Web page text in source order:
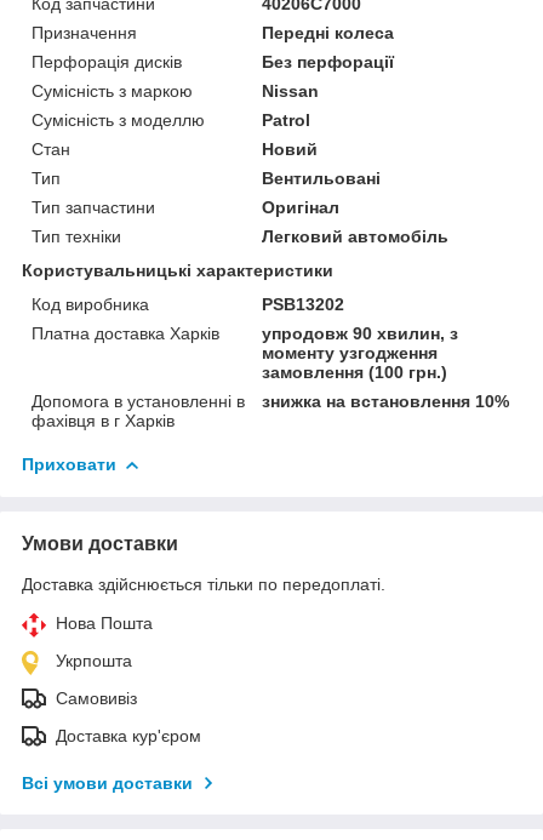
Призначення
Передні колеса
Перфорація дисків
Без перфорації
Сумісність з маркою
Nissan
Сумісність з моделлю
Patrol
Стан
Новий
Тип
Вентильовані
Тип запчастини
Оригінал
Тип техніки
Легковий автомобіль
Користувальницькі характеристики
Код виробника
PSB13202
Платна доставка Харків
упродовж 90 хвилин, з
моменту узгодження
замовлення (100 грн.)
Допомога в установленні в
фахівця в г Харків
знижка на встановлення 10%
Приховати
Умови доставки
Доставка здійснюється тільки по передоплаті.
Нова Пошта
Укрпошта
Самовивіз
Доставка кур'єром
Всі умови доставки